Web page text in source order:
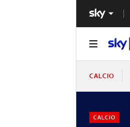
CALCIO
CALCIO